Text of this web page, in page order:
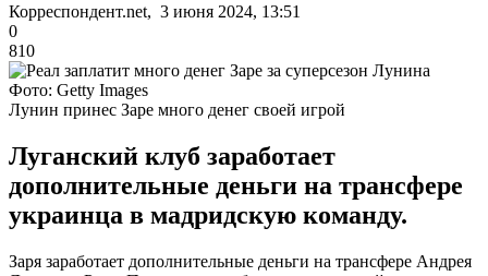
Корреспондент.net, 3 июня 2024, 13:51
0
810
Фото: Getty Images
Лунин принес Заре много денег своей игрой
Луганский клуб заработает
дополнительные деньги на трансфере
украинца в мадридскую команду.
Заря заработает дополнительные деньги на трансфере Андрея